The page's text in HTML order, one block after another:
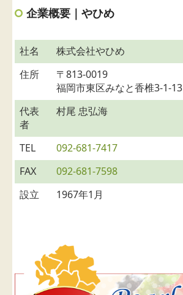
企業概要｜やひめ
社名
株式会社やひめ
住所
〒813-0019
福岡市東区みなと香椎3-1-13
代表
者
村尾 忠弘海
TEL
092-681-7417
FAX
092-681-7598
設立
1967年1月